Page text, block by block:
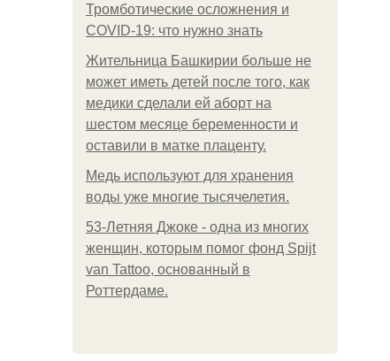
Тромботические осложнения и
COVID-19: что нужно знать
Жительница Башкирии больше не
может иметь детей после того, как
медики сделали ей аборт на
шестом месяце беременности и
оставили в матке плаценту.
Медь используют для хранения
воды уже многие тысячелетия.
53-Летняя Джоке - одна из многих
женщин, которым помог фонд Spijt
van Tattoo, основанный в
Роттердаме.